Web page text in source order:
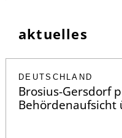
aktuelles
DEUTSCHLAND
Brosius-Gersdorf
Behördenaufsicht